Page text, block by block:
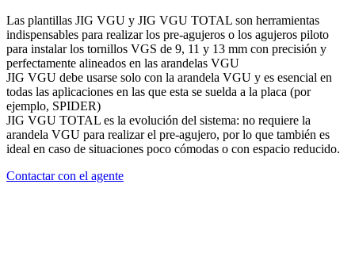
Las plantillas JIG VGU y JIG VGU TOTAL son herramientas
indispensables para realizar los pre-agujeros o los agujeros piloto
para instalar los tornillos VGS de 9, 11 y 13 mm con precisión y
perfectamente alineados en las arandelas VGU
JIG VGU debe usarse solo con la arandela VGU y es esencial en
todas las aplicaciones en las que esta se suelda a la placa (por
ejemplo, SPIDER)
JIG VGU TOTAL es la evolución del sistema: no requiere la
arandela VGU para realizar el pre-agujero, por lo que también es
ideal en caso de situaciones poco cómodas o con espacio reducido.
Contactar con el agente